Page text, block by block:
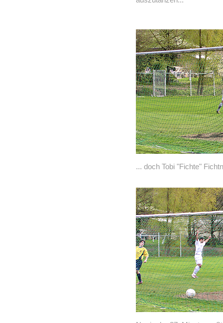
... doch Tobi "Fichte"